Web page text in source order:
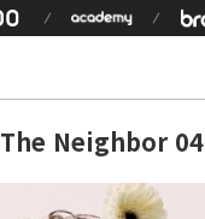
The Neighbor 04